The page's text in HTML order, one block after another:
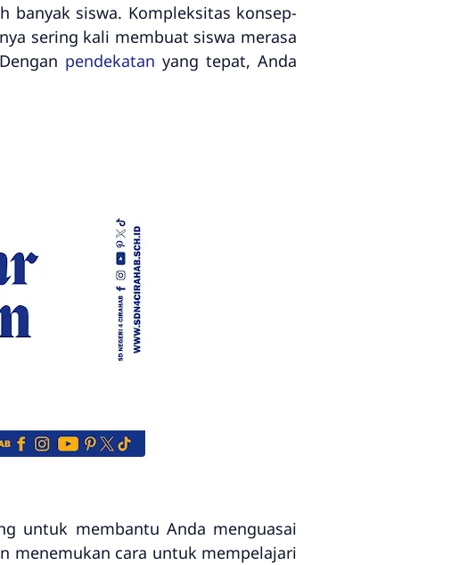
siswa. Kompleksitas konsep-
sering kali membuat siswa merasa
pendekatan yang tepat, Anda
untuk membantu Anda menguasai
menemukan cara untuk mempelajari